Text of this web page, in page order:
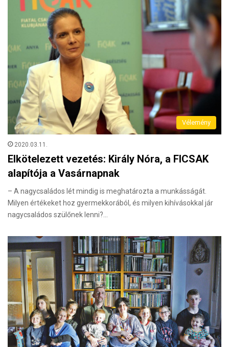
Vélemény
2020.03.11.
Elkötelezett vezetés: Király Nóra, a FICSAK
alapítója a Vasárnapnak
– A nagycsaládos lét mindig is meghatározta a munkásságát.
Milyen értékeket hoz gyermekkorából, és milyen kihívásokkal jár
nagycsaládos szülőnek lenni?…